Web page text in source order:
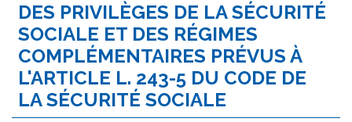
DES PRIVILÈGES DE LA SÉCURITÉ
SOCIALE ET DES RÉGIMES
COMPLÉMENTAIRES PRÉVUS À
L'ARTICLE L. 243-5 DU CODE DE
LA SÉCURITÉ SOCIALE